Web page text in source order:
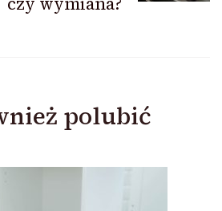
polubić